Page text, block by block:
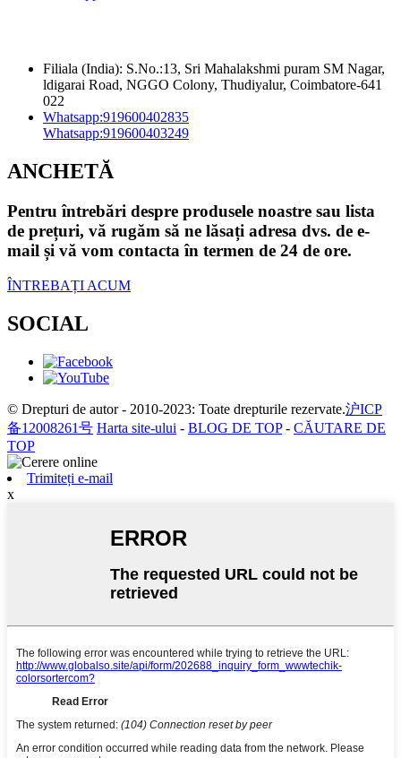
Filiala (India): S.No.:13, Sri Mahalakshmi puram SM Nagar,
ldigarai Road, NGGO Colony, Thudiyalur, Coimbatore-641
022
Whatsapp:919600402835
Whatsapp:919600403249
ANCHETĂ
Pentru întrebări despre produsele noastre sau lista
de prețuri, vă rugăm să ne lăsați adresa dvs. de e-
mail și vă vom contacta în termen de 24 de ore.
ÎNTREBAȚI ACUM
SOCIAL
© Drepturi de autor - 2010-2023: Toate drepturile rezervate.沪ICP
备12008261号 Harta site-ului - BLOG DE TOP- CĂUTARE DE
TOP
Trimiteți e-mail
x